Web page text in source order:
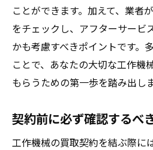
ことができます。加えて、業者
をチェックし、アフターサービ
かも考慮すべきポイントです。
ことで、あなたの大切な工作機
もらうための第一歩を踏み出し
契約前に必ず確認するべ
工作機械の買取契約を結ぶ際に